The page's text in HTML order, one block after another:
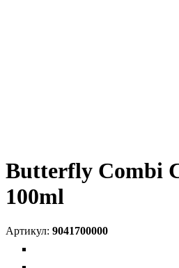
Butterfly Combi
100ml
9041700000